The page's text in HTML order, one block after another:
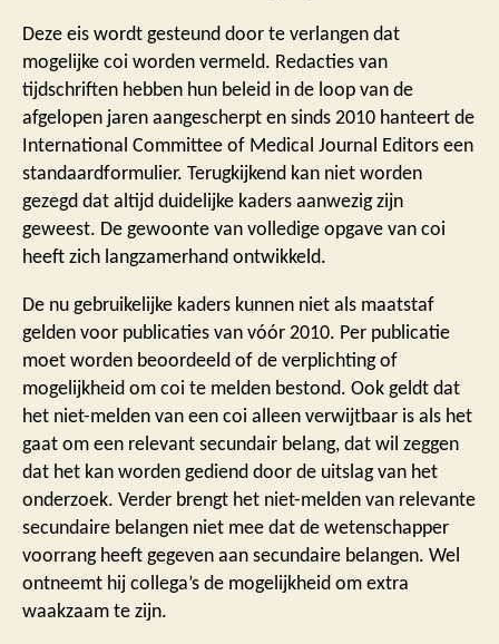
Deze eis wordt gesteund door te verlangen dat
mogelijke coi worden vermeld. Redacties van
tijdschriften hebben hun beleid in de loop van de
afgelopen jaren aangescherpt en sinds 2010 hanteert de
International Committee of Medical Journal Editors een
standaardformulier. Terugkijkend kan niet worden
gezegd dat altijd duidelijke kaders aanwezig zijn
geweest. De gewoonte van volledige opgave van coi
heeft zich langzamerhand ontwikkeld.
De nu gebruikelijke kaders kunnen niet als maatstaf
gelden voor publicaties van vóór 2010. Per publicatie
moet worden beoordeeld of de verplichting of
mogelijkheid om coi te melden bestond. Ook geldt dat
het niet-melden van een coi alleen verwijtbaar is als het
gaat om een relevant secundair belang, dat wil zeggen
dat het kan worden gediend door de uitslag van het
onderzoek. Verder brengt het niet-melden van relevante
secundaire belangen niet mee dat de wetenschapper
voorrang heeft gegeven aan secundaire belangen. Wel
ontneemt hij collega’s de mogelijkheid om extra
waakzaam te zijn.